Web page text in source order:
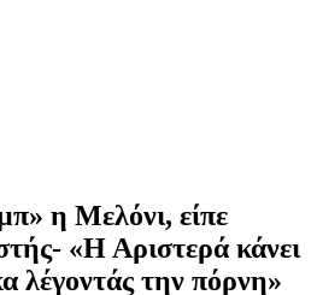
η Μελόνι, είπε
«Η Αριστερά κάνει
λέγοντάς την πόρνη»